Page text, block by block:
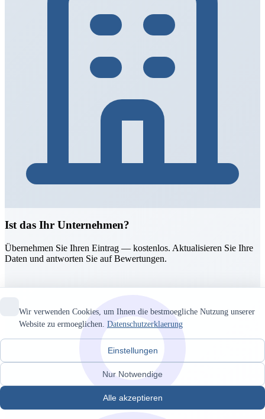
Ist das Ihr Unternehmen?
Übernehmen Sie Ihren Eintrag — kostenlos. Aktualisieren Sie Ihre
Daten und antworten Sie auf Bewertungen.
Wir verwenden Cookies, um Ihnen die bestmoegliche Nutzung unserer
Website zu ermoeglichen. Datenschutzerklaerung
Einstellungen
Nur Notwendige
Alle akzeptieren